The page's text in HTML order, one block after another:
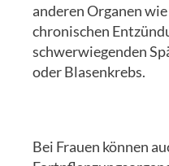
anderen Organen
chronischen
schwerwiegenden
oder Blasenkrebs.
Bei Frauen können